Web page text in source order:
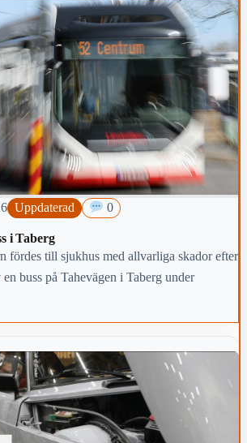
Uppdaterad 0
i Taberg
fördes till sjukhus med allvarliga skador efter
buss på Tahevägen i Taberg under